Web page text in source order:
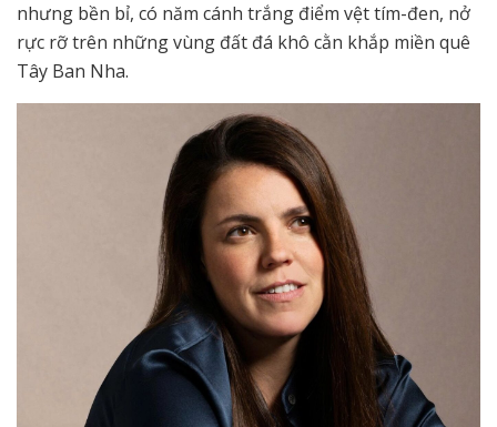
nhưng bền bỉ, có năm cánh trắng điểm vệt tím-đen, nở
rực rỡ trên những vùng đất đá khô cằn khắp miền quê
Tây Ban Nha.